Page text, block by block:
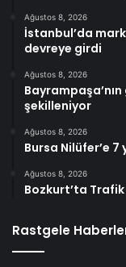
Ağustos 8, 2026
İstanbul’da
devreye girdi
Ağustos 8, 2026
şekilleniyor
Ağustos 8, 2026
Bursa Nilüfer’e 7
Ağustos 8, 2026
Bozkurt’ta Trafik
Rastgele